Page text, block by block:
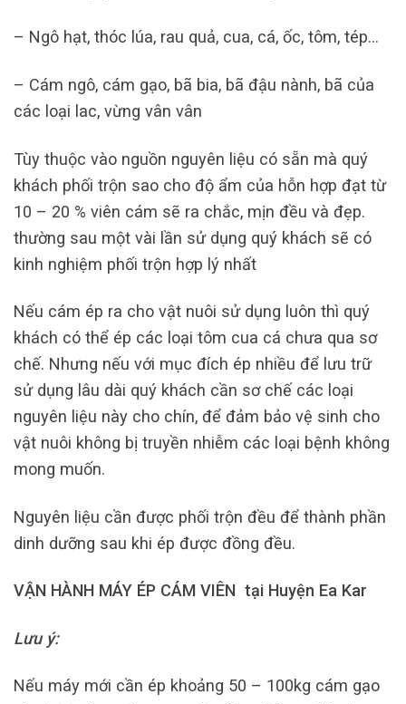
– Ngô hạt, thóc lúa, rau quả, cua, cá, ốc, tôm, tép…
– Cám ngô, cám gạo, bã bia, bã đậu nành, bã của
các loại lac, vừng vân vân
Tùy thuộc vào nguồn nguyên liệu có sẵn mà quý
khách phối trộn sao cho độ ẩm của hỗn hợp đạt từ
10 – 20 % viên cám sẽ ra chắc, mịn đều và đẹp.
thường sau một vài lần sử dụng quý khách sẽ có
kinh nghiệm phối trộn hợp lý nhất
Nếu cám ép ra cho vật nuôi sử dụng luôn thì quý
khách có thể ép các loại tôm cua cá chưa qua sơ
chế. Nhưng nếu với mục đích ép nhiều để lưu trữ
sử dụng lâu dài quý khách cần sơ chế các loại
nguyên liệu này cho chín, để đảm bảo vệ sinh cho
vật nuôi không bị truyền nhiễm các loại bệnh không
mong muốn.
Nguyên liệu cần được phối trộn đều để thành phần
dinh dưỡng sau khi ép được đồng đều.
VẬN HÀNH MÁY ÉP CÁM VIÊN tại Huyện Ea Kar
Lưu ý:
Nếu máy mới cần ép khoảng 50 – 100kg cám gạo